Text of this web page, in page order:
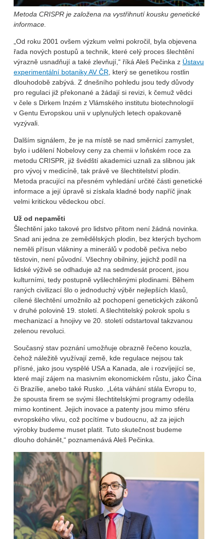
Metoda CRISPR je založena na vystřihnutí kousku genetické
informace.
„Od roku 2001 ovšem výzkum velmi pokročil, byla objevena
řada nových postupů a technik, které celý proces šlechtění
výrazně usnadňují a také zlevňují,“ říká Aleš Pečinka z Ústavu
experimentální botaniky AV ČR , který se genetikou rostlin
dlouhodobě zabývá. Z dnešního pohledu jsou tedy důvody
pro regulaci již překonané a žádají si revizi, k čemuž vědci
v čele s Dirkem Inzém z Vlámského institutu biotechnologií
v Gentu Evropskou unii v uplynulých letech opakovaně
vyzývali.
Dalším signálem, že je na místě se nad směrnicí zamyslet,
bylo i udělení Nobelovy ceny za chemii v loňském roce za
metodu CRISPR, již švédští akademici uznali za slibnou jak
pro vývoj v medicíně, tak právě ve šlechtitelství plodin.
Metoda pracující na přesném vyhledání určité části genetické
informace a její úpravě si získala kladné body napříč jinak
velmi kritickou vědeckou obcí.
Už od nepaměti
Šlechtění jako takové pro lidstvo přitom není žádná novinka.
Snad ani jedna ze zemědělských plodin, bez kterých bychom
neměli přísun vlákniny a minerálů v podobě pečiva nebo
těstovin, není původní. Všechny obilniny, jejichž podíl na
lidské výživě se odhaduje až na sedmdesát procent, jsou
kulturními, tedy postupně vyšlechtěnými plodinami. Během
raných civilizací šlo o jednoduchý výběr nejlepších klasů,
cílené šlechtění umožnilo až pochopení genetických zákonů
v druhé polovině 19. století. A šlechtitelský pokrok spolu s
mechanizací a hnojivy ve 20. století odstartoval takzvanou
zelenou revoluci.
Současný stav poznání umožňuje obrazně řečeno kouzla,
čehož náležitě využívají země, kde regulace nejsou tak
přísné, jako jsou vyspělé USA a Kanada, ale i rozvíjející se,
které mají zájem na masivním ekonomickém růstu, jako Čína
či Brazílie, anebo také Rusko. „Léta váhání stála Evropu to,
že spousta firem se svými šlechtitelskými programy odešla
mimo kontinent. Jejich inovace a patenty jsou mimo sféru
evropského vlivu, což pocítíme v budoucnu, až za jejich
výrobky budeme muset platit. Tuto skutečnost budeme
dlouho dohánět,“ poznamenává Aleš Pečinka.